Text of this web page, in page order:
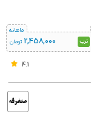
ترب 2,458,000 تومان
ماهانه
4.1